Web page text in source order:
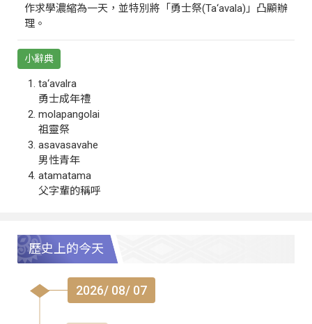
作求學濃縮為一天，並特別將「勇士祭(Ta‘avala)」凸顯辦
理。
小辭典
ta‘avalra
勇士成年禮
molapangolai
祖靈祭
asavasavahe
男性青年
atamatama
父字輩的稱呼
歷史上的今天
2026/ 08/ 07